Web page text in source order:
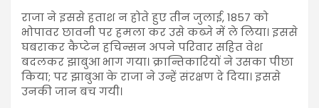
राजा ने इससे हताश न होते हुए तीन जुलाई, 1857 को
भोपावर छावनी पर हमला कर उसे कब्जे में ले लिया। इससे
घबराकर कैप्टेन हचिन्सन अपने परिवार सहित वेश
बदलकर झाबुआ भाग गया। क्रान्तिकारियों ने उसका पीछा
किया; पर झाबुआ के राजा ने उन्हें संरक्षण दे दिया। इससे
उनकी जान बच गयी।